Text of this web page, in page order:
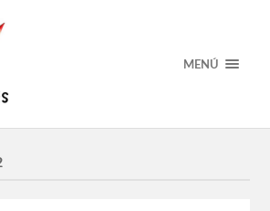
MENÚ